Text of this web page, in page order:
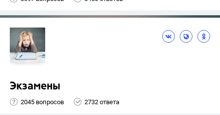
Экзамены
2045 вопросов 2732 ответа